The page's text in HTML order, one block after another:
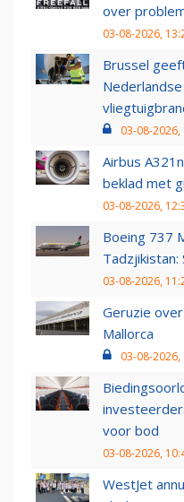
over
03-08-2026,
Brussel
03-08-2026,
Airbus
beklad met
03-08-2026,
Boeing 737
03-08-2026,
Geruzie
Mallorca
03-08-2026,
voor bod
03-08-2026,
WestJet